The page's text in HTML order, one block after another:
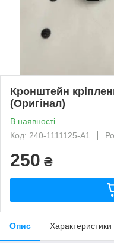
Кронштейн
(Оригінал)
В наявності
Код: 240-1111125-А1
250 ₴
Опис Характеристики